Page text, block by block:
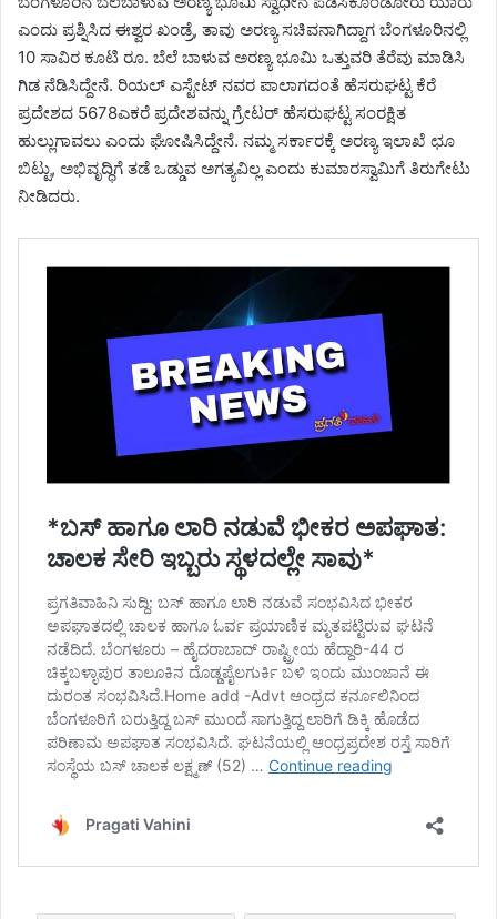
ಎಂದು ಪ್ರಶ್ನಿಸಿದ ಈಶ್ವರ ಖಂಡ್ರೆ, ತಾವು ಅರಣ್ಯ ಸಚಿವನಾಗಿದ್ದಾಗ ಬೆಂಗಳೂರಿನಲ್ಲಿ
10 ಸಾವಿರ ಕೂಟಿ ರೂ. ಬೆಲೆ ಬಾಳುವ ಅರಣ್ಯ ಭೂಮಿ ಒತ್ತುವರಿ ತೆರೆವು ಮಾಡಿಸಿ
ಗಿಡ ನೆಡಿಸಿದ್ದೇನೆ. ರಿಯಲ್ ಎಸ್ಟೇಟ್ ನವರ ಪಾಲಾಗದಂತೆ ಹೆಸರುಘಟ್ಟ ಕೆರೆ
ಪ್ರದೇಶದ 5678ಎಕರೆ ಪ್ರದೇಶವನ್ನು ಗ್ರೇಟರ್ ಹೆಸರುಘಟ್ಟ ಸಂರಕ್ಷಿತ
ಹುಲ್ಲುಗಾವಲು ಎಂದು ಘೋಷಿಸಿದ್ದೇನೆ. ನಮ್ಮ ಸರ್ಕಾರಕ್ಕೆ ಅರಣ್ಯ ಇಲಾಖೆ ಛೂ
ಬಿಟ್ಟು, ಅಭಿವೃದ್ಧಿಗೆ ತಡೆ ಒಡ್ಡುವ ಅಗತ್ಯವಿಲ್ಲ ಎಂದು ಕುಮಾರಸ್ವಾಮಿಗೆ ತಿರುಗೇಟು
ನೀಡಿದರು.